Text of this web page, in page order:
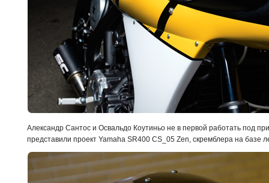
Александр Сантос и Освальдо Коутиньо не в первой работать под
представили проект Yamaha SR400 CS_05 Zen, скремблера на базе